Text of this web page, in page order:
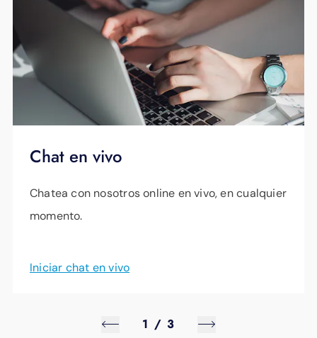
Chat en vivo
Chatea con nosotros online en vivo, en cualquier
momento.
Iniciar chat en vivo
1 / 3